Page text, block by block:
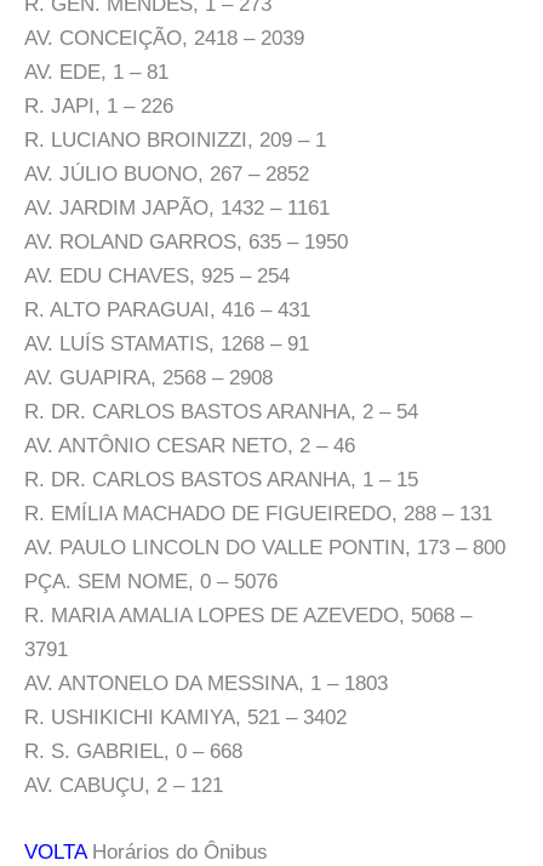
AV. CONCEIÇÃO, 2418 – 2039
AV. EDE, 1 – 81
R. JAPI, 1 – 226
R. LUCIANO BROINIZZI, 209 – 1
AV. JÚLIO BUONO, 267 – 2852
AV. JARDIM JAPÃO, 1432 – 1161
AV. ROLAND GARROS, 635 – 1950
AV. EDU CHAVES, 925 – 254
R. ALTO PARAGUAI, 416 – 431
AV. LUÍS STAMATIS, 1268 – 91
AV. GUAPIRA, 2568 – 2908
R. DR. CARLOS BASTOS ARANHA, 2 – 54
AV. ANTÔNIO CESAR NETO, 2 – 46
R. DR. CARLOS BASTOS ARANHA, 1 – 15
R. EMÍLIA MACHADO DE FIGUEIREDO, 288 – 131
AV. PAULO LINCOLN DO VALLE PONTIN, 173 – 800
PÇA. SEM NOME, 0 – 5076
R. MARIA AMALIA LOPES DE AZEVEDO, 5068 –
3791
AV. ANTONELO DA MESSINA, 1 – 1803
R. USHIKICHI KAMIYA, 521 – 3402
R. S. GABRIEL, 0 – 668
AV. CABUÇU, 2 – 121
VOLTAHorários do Ônibus